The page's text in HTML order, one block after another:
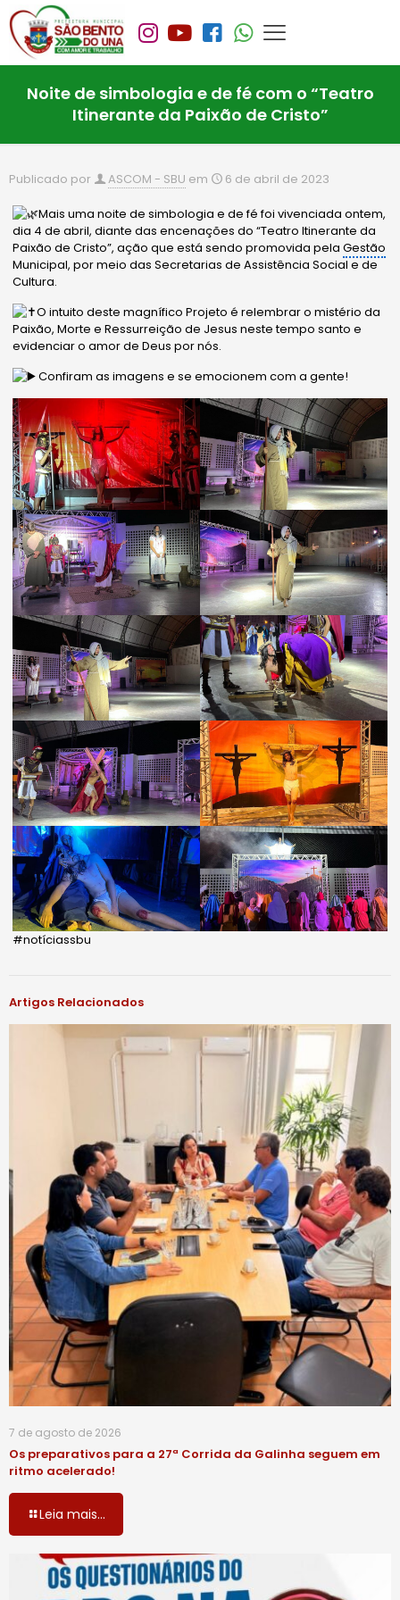
Noite de simbologia e de fé com o “Teatro
Itinerante da Paixão de Cristo”
Publicado por ASCOM - SBU em 6 de abril de 2023
Mais uma noite de simbologia e de fé foi vivenciada ontem,
dia 4 de abril, diante das encenações do “Teatro Itinerante da
Paixão de Cristo”, ação que está sendo promovida pelaGestão
Municipal, por meio das Secretarias de Assistência Social e de
Cultura.
O intuito deste magnífico Projeto é relembrar o mistério da
Paixão, Morte e Ressurreição de Jesus neste tempo santo e
evidenciar o amor de Deus por nós.
Confiram as imagens e se emocionem com a gente!
#notíciassbu
Artigos Relacionados
7 de agosto de 2026
Os preparativos para a 27ª Corrida da Galinha seguem em
ritmo acelerado!
Leia mais...